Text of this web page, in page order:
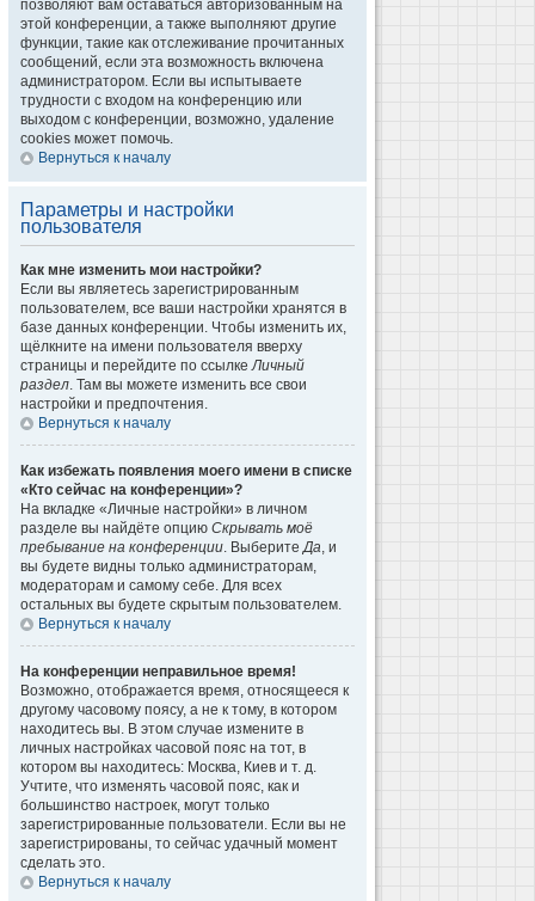
позволяют вам оставаться авторизованным на
этой конференции, а также выполняют другие
функции, такие как отслеживание прочитанных
сообщений, если эта возможность включена
администратором. Если вы испытываете
трудности с входом на конференцию или
выходом с конференции, возможно, удаление
cookies может помочь.
Вернуться к началу
Параметры и настройки
пользователя
Как мне изменить мои настройки?
Если вы являетесь зарегистрированным
пользователем, все ваши настройки хранятся в
базе данных конференции. Чтобы изменить их,
щёлкните на имени пользователя вверху
страницы и перейдите по ссылкеЛичный
раздел. Там вы можете изменить все свои
настройки и предпочтения.
Вернуться к началу
Как избежать появления моего имени в списке
«Кто сейчас на конференции»?
На вкладке «Личные настройки» в личном
разделе вы найдёте опцию Скрывать моё
пребывание на конференции. ВыберитеДа, и
вы будете видны только администраторам,
модераторам и самому себе. Для всех
остальных вы будете скрытым пользователем.
Вернуться к началу
На конференции неправильное время!
Возможно, отображается время, относящееся к
другому часовому поясу, а не к тому, в котором
находитесь вы. В этом случае измените в
личных настройках часовой пояс на тот, в
котором вы находитесь: Москва, Киев и т. д.
Учтите, что изменять часовой пояс, как и
большинство настроек, могут только
зарегистрированные пользователи. Если вы не
зарегистрированы, то сейчас удачный момент
сделать это.
Вернуться к началу